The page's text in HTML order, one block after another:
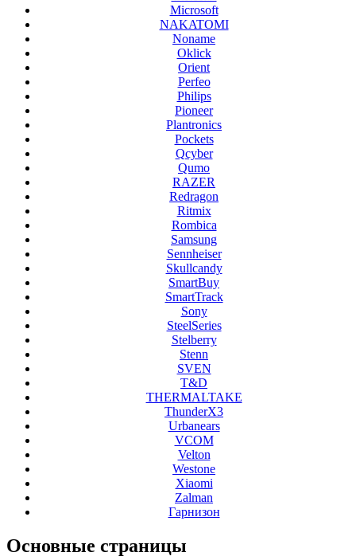
Microsoft
NAKATOMI
Noname
Oklick
Orient
Perfeo
Philips
Pioneer
Plantronics
Pockets
Qcyber
Qumo
RAZER
Redragon
Ritmix
Rombica
Samsung
Sennheiser
Skullcandy
SmartBuy
SmartTrack
Sony
SteelSeries
Stelberry
Stenn
SVEN
T&D
THERMALTAKE
ThunderX3
Urbanears
VCOM
Velton
Westone
Xiaomi
Zalman
Гарнизон
Основные страницы